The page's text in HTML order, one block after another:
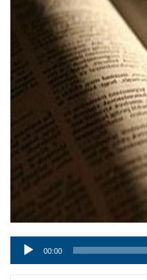
Audio
Player
00:00